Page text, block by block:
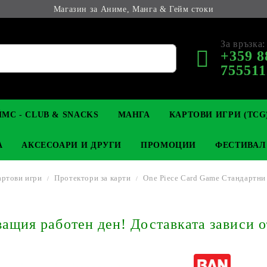
Магазин за Аниме, Манга & Гейм стоки
За връзка:
+359
КОЛЕКЦИОНЕРСКИ
YU-GI-OH! TCG
- CLUB & SNACKS МАНГА
LIGHT NOVEL
КАРТОВИ ИГРИ
MAGIC: THE GATHERING
АНИМЕ ФИГУРКИ
АКСЕСОАРИ И ДРУГИ
КЛЮЧОДЪРЖАТЕЛИ
ПРОМОЦИИ
игри Протектори за карти One Piece Card Game
работен ден! Доставката зависи